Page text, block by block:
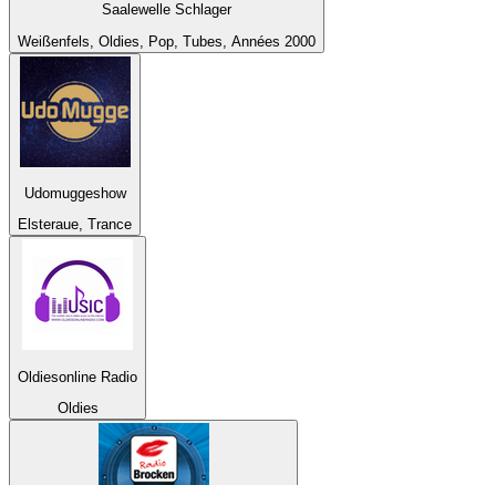
Saalewelle Schlager
Weißenfels, Oldies, Pop, Tubes, Années 2000
Udomuggeshow
Elsteraue, Trance
Oldiesonline Radio
Oldies